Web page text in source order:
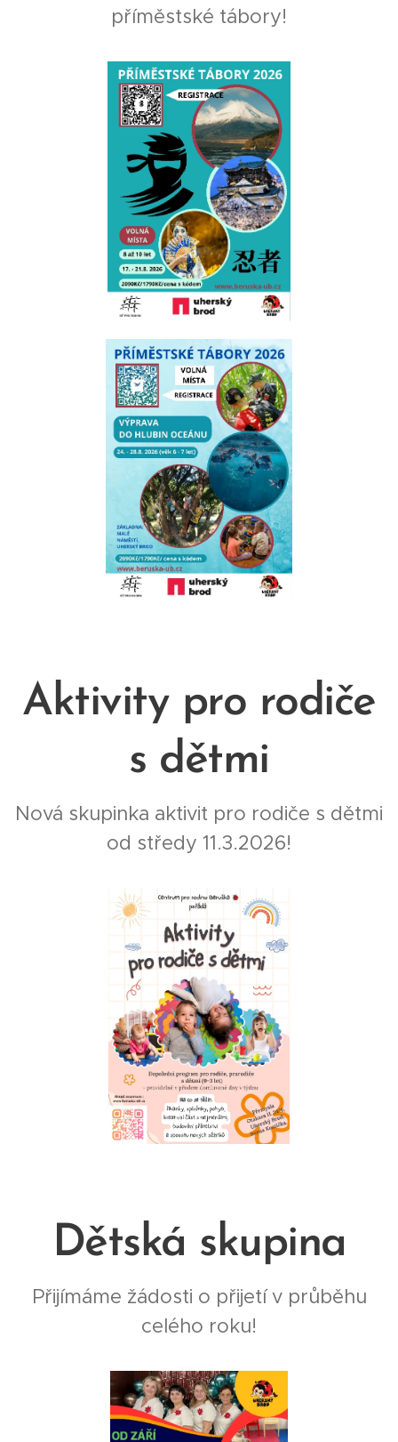
příměstské tábory!
Aktivity pro rodiče
s dětmi
Nová skupinka aktivit pro rodiče s dětmi
od středy 11.3.2026!
Dětská skupina
Přijímáme žádosti o přijetí v průběhu
celého roku!